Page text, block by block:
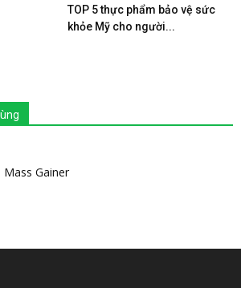
TOP 5 thực phẩm bảo vệ sức
khỏe Mỹ cho người...